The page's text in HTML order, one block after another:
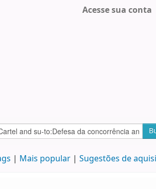
Acesse sua conta
Mais popular Sugestões de